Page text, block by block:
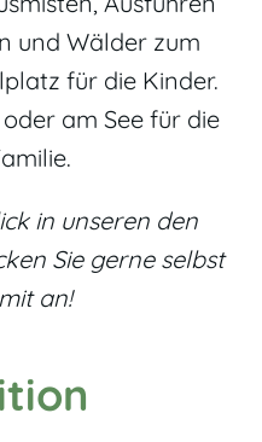
und Wälder zum
für die Kinder.
am See für die
in unseren den
Sie gerne selbst
an!